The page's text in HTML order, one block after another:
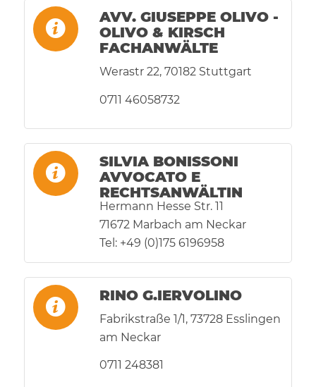
AVV. GIUSEPPE OLIVO -
OLIVO & KIRSCH
FACHANWÄLTE
Werastr 22, 70182 Stuttgart
0711 46058732
SILVIA BONISSONI
AVVOCATO E
RECHTSANWÄLTIN
Hermann Hesse Str. 11
71672 Marbach am Neckar
Tel: +49 (0)175 6196958
RINO G.IERVOLINO
Fabrikstraße 1/1, 73728 Esslingen
am Neckar
0711 248381